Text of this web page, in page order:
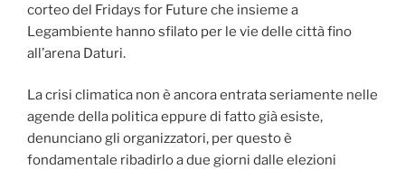
corteo del Fridays for Future che insieme a
Legambiente hanno sfilato per le vie delle città fino
all’arena Daturi.
La crisi climatica non è ancora entrata seriamente nelle
agende della politica eppure di fatto già esiste,
denunciano gli organizzatori, per questo è
fondamentale ribadirlo a due giorni dalle elezioni